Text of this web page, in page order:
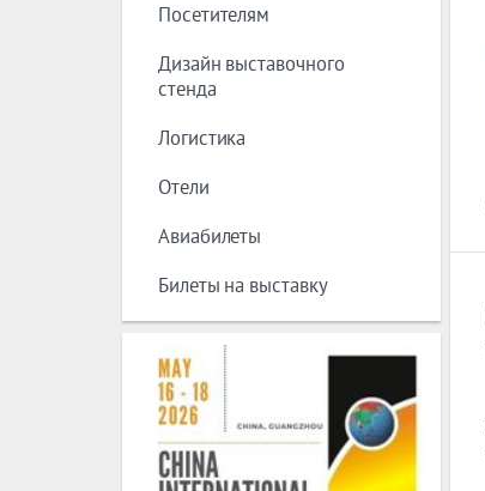
Посетителям
Дизайн выставочного
стенда
Логистика
Отели
Авиабилеты
Билеты на выставку